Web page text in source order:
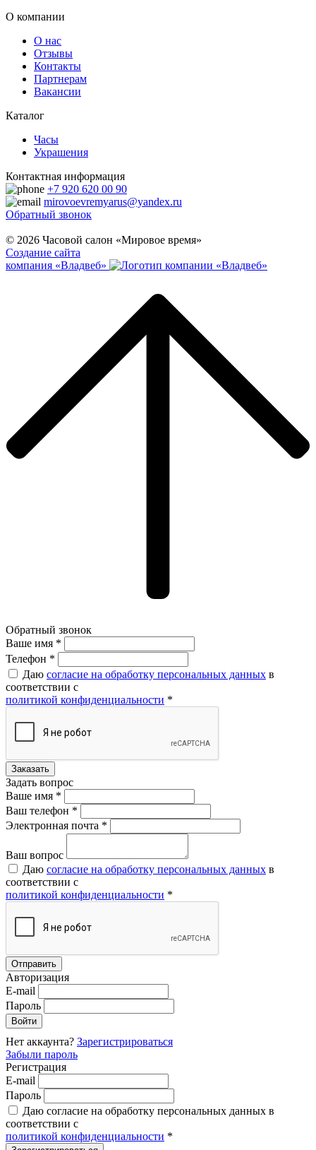
О компании
О нас
Отзывы
Контакты
Партнерам
Вакансии
Каталог
Часы
Украшения
Контактная информация
+7 920 620 00 90
mirovoevremyarus@yandex.ru
Обратный звонок
© 2026 Часовой салон «Мировое время»
Создание сайта
компания «Владвеб»
Обратный звонок
Ваше имя *
Ваше имя *
Телефон *
Даю согласие на обработку персональных данных в
соответствии с
политикой конфиденциальности *
Задать вопрос
Ваше имя *
Ваш телефон *
Электронная почта *
Ваш вопрос
Даю согласие на обработку персональных данных в
соответствии с
политикой конфиденциальности *
Авторизация
E-mail
Пароль
Нет аккаунта? Зарегистрироваться
Забыли пароль
Регистрация
E-mail
Пароль
Даю согласие на обработку персональных данных в
соответствии с
политикой конфиденциальности *